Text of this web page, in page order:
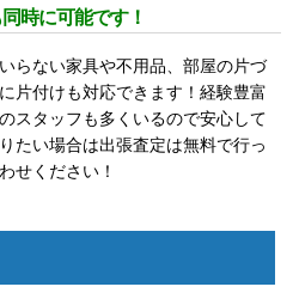
時に可能です！
らない家具や不用品、部屋の片づ
片付けも対応できます！経験豊富
スタッフも多くいるので安心して
たい場合は出張査定は無料で行っ
せください！